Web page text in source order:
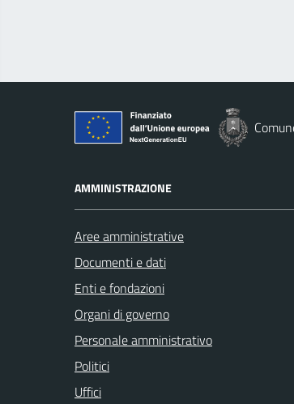
AMMINISTRAZIONE
Aree amministrative
Documenti e dati
Enti e fondazioni
Organi di governo
Personale amministrativo
Politici
Uffici